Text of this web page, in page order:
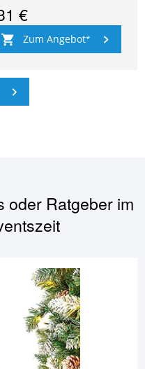
€
Zum Angebot
oder Ratgeber im